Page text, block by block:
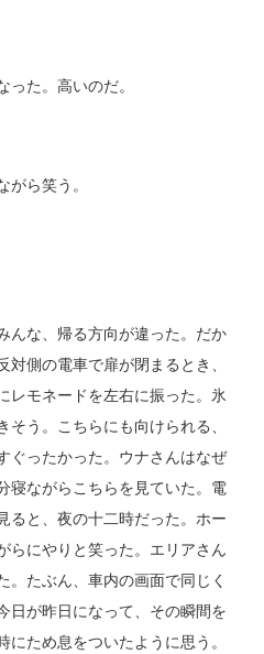
た。高いのだ。
ら笑う。
んな、帰る方向が違った。だか
側の電車で扉が閉まるとき、
レモネードを左右に振った。氷
う。こちらにも向けられる、
ぐったかった。ウナさんはなぜ
寝ながらこちらを見ていた。電
ると、夜の十二時だった。ホー
らにやりと笑った。エリアさん
。たぶん、車内の画面で同じく
日が昨日になって、その瞬間を
ため息をついたように思う。